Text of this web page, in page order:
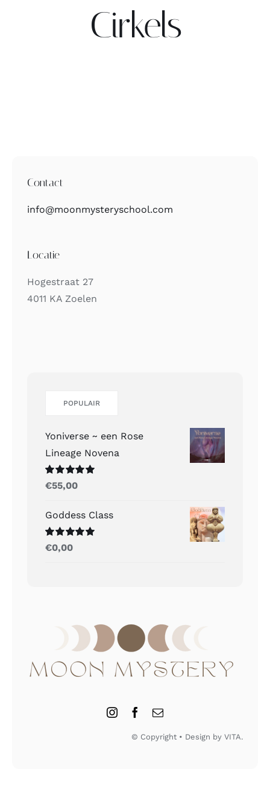
Contact
Cirkels
Contact
info@moonmysteryschool.com
Locatie
Hogestraat 27
4011 KA Zoelen
POPULAIR
Yoniverse ~ een Rose
Lineage Novena
Gewaardeerd
uit 5
€55,00
Goddess Class
Gewaardeerd
5.00
€0,00
© Copyright • Design by VITA.